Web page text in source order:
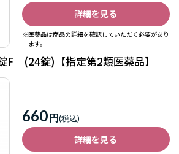
詳細を見る
※医薬品は商品の詳細を確認していただく必要があり
ます。
F (24錠)【指定第2類医薬品】
660 円
詳細を見る